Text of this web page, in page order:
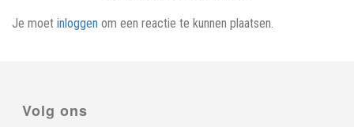
Je moet inloggen om een reactie te kunnen plaatsen.
Volg ons